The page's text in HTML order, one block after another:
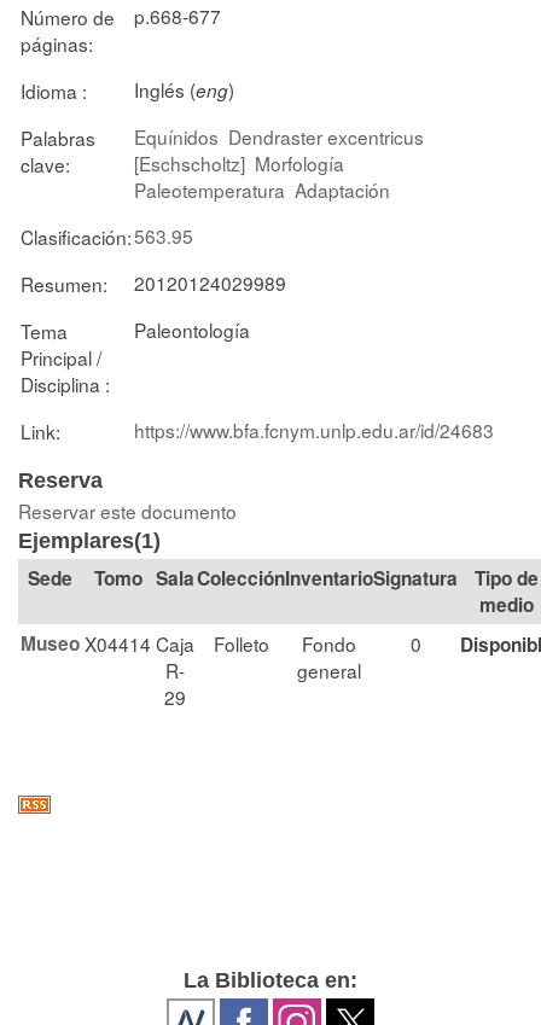
Número de
páginas:
p.668-677
Idioma : Inglés (eng)
Palabras
clave:
Equínidos Dendraster excentricus
[Eschscholtz] Morfología
Paleotemperatura Adaptación
Clasificación:563.95
Resumen:
20120124029989
Tema
Principal /
Disciplina :
Paleontología
Link: https://www.bfa.fcnym.unlp.edu.ar/id/24683
Reserva
Reservar este documento
Ejemplares(1)
Tomo SalaColección Signatura
Tipo de
medio
MuseoX04414 Caja
R-
29
Folleto
Fondo
general
0
La Biblioteca en: